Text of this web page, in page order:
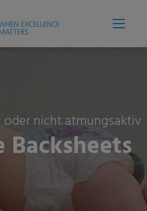
nicht atmungsaktiv
Backsheets